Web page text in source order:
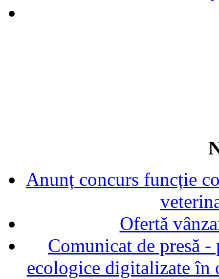
Anunț concurs funcție
Ofertă
Comunicat de presă
ecologice digitalizate în